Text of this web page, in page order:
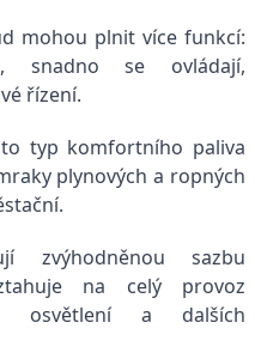
mohou plnit více funkcí:
snadno se ovládají,
řízení.
typ komfortního paliva
plynových a ropných
zvýhodněnou sazbu
na celý provoz
osvětlení a dalších